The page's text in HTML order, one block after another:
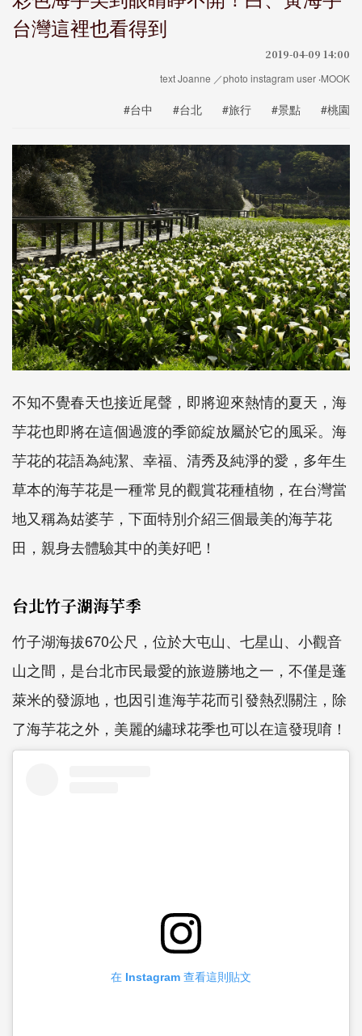
台灣這裡也看得到
2019-04-09 14:00
text Joanne ／photo instagram user ‧MOOK
#台中 #台北 #旅行 #景點 #桃園
不知不覺春天也接近尾聲，即將迎來熱情的夏天，海
芋花也即將在這個過渡的季節綻放屬於它的風采。海
芋花的花語為純潔、幸福、清秀及純淨的愛，多年生
草本的海芋花是一種常見的觀賞花種植物，在台灣當
地又稱為姑婆芋，下面特別介紹三個最美的海芋花
田，親身去體驗其中的美好吧！
台北竹子湖海芋季
竹子湖海拔670公尺，位於大屯山、七星山、小觀音
山之間，是台北市民最愛的旅遊勝地之一，不僅是蓬
萊米的發源地，也因引進海芋花而引發熱烈關注，除
了海芋花之外，美麗的繡球花季也可以在這發現唷！
在 Instagram 查看這則貼文